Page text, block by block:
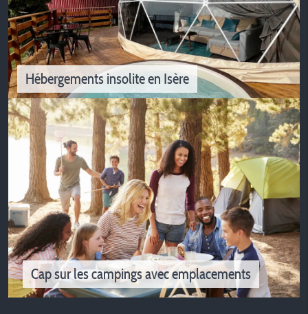
Piscines et parcs aquatiques pour des vacances ludiques !
Hébergements insolite en Isère
Hébergements insolite en Isère
Cap sur les campings avec emplacements